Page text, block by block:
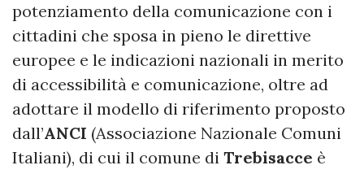
potenziamento della comunicazione con i
cittadini che sposa in pieno le direttive
europee e le indicazioni nazionali in merito
di accessibilità e comunicazione, oltre ad
adottare il modello di riferimento proposto
dall’ANCI (Associazione Nazionale Comuni
Italiani), di cui il comune di Trebisacce è